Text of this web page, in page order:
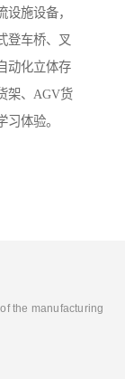
施设备，
登车桥、叉
动化立体存
架、AGV货
体验。
the manufacturing